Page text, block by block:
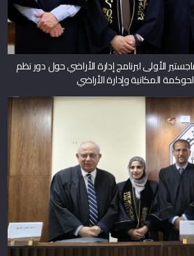
الأولى لبرنامج إدارة الأراضي حول دور نظم
المكانية وإدارة الأراضي